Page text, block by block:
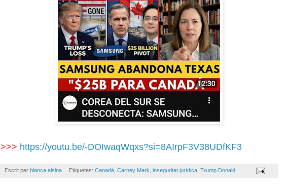
>>> https://youtu.be/-DOIwaqWqxs?si=8AIrpF3V38UDfKF3
Escrit per blanca alsina Etiquetes: Canadà, Carney Mark inseguritat jurídica, Trump Donald